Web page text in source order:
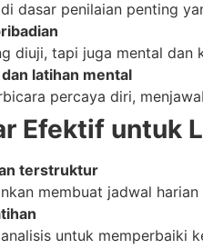
dasar penilaian penting
diuji, tapi juga mental
latihan mental
percaya diri,
Efektif untuk
terstruktur
membuat jadwal
untuk memperbaiki